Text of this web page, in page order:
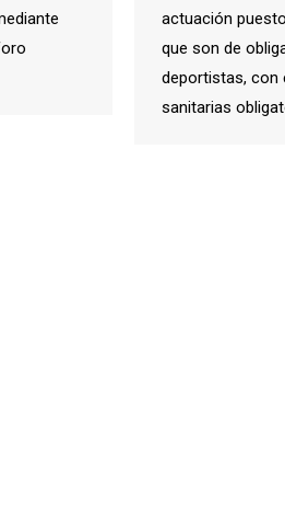
actuación
que son de
deportistas, con
sanitarias